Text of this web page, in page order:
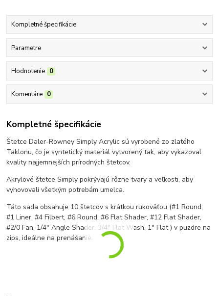
Kompletné špecifikácie
Parametre
Hodnotenie 0
Komentáre 0
Kompletné špecifikácie
Štetce Daler-Rowney Simply Acrylic sú vyrobené zo zlatého
Taklonu, čo je syntetický materiál vytvorený tak, aby vykazoval
kvality najjemnejších prírodných štetcov.
Akrylové štetce Simply pokrývajú rôzne tvary a veľkosti, aby
vyhovovali všetkým potrebám umelca.
Táto sada obsahuje 10 štetcov s krátkou rukoväťou (#1 Round,
#1 Liner, #4 Filbert, #6 Round, #6 Flat Shader, #12 Flat Shader,
#2/0 Fan, 1/4" Angle Shader, 3/4" Flat Wash, 1" Flat) v puzdre na
zips, ideálne na prenášanie.